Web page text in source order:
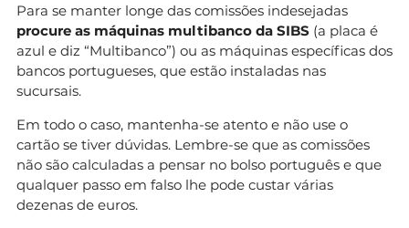
Para se manter longe das comissões indesejadas
procure as máquinas multibanco da SIBS (a placa é
azul e diz “Multibanco”) ou as máquinas específicas dos
bancos portugueses, que estão instaladas nas
sucursais.
Em todo o caso, mantenha-se atento e não use o
cartão se tiver dúvidas. Lembre-se que as comissões
não são calculadas a pensar no bolso português e que
qualquer passo em falso lhe pode custar várias
dezenas de euros.